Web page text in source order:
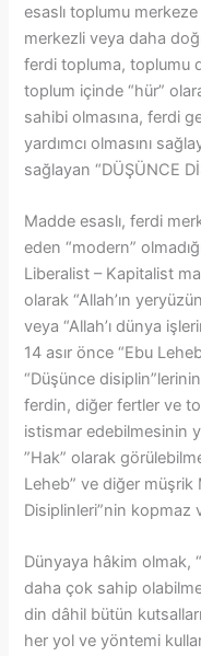
esaslı toplumu
merkezli veya daha
ferdi topluma, toplumu
toplum içinde “hür”
sahibi olmasına, ferdi
yardımcı olmasını
sağlayan “DÜŞÜNCE
Madde esaslı, ferdi
eden “modern”
Liberalist – Kapitalist
olarak “Allah’ın
veya “Allah’ı dünya
14 asır önce “Ebu
“Düşünce
ferdin, diğer fertler ve
istismar edebilmesinin
”Hak” olarak
Leheb” ve diğer müşrik
Disiplinleri”nin kopmaz
Dünyaya hâkim olmak,
daha çok sahip
din dâhil bütün
her yol ve yöntemi